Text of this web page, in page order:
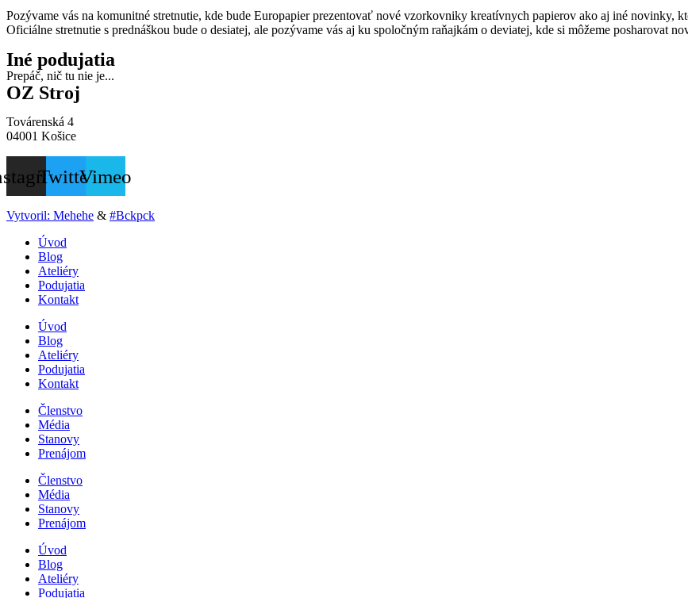
Pozývame vás na komunitné stretnutie, kde bude Europapier prezentovať nové vzorkovniky kreatívnych papierov ako aj iné novinky,
Oficiálne stretnutie s prednáškou bude o desiatej, ale pozývame vás aj ku spoločným raňajkám o deviatej, kde si môžeme posharovat
Iné podujatia
Prepáč, nič tu nie je...
OZ Stroj
Továrenská 4
04001 Košice
TwitterVimeo
Vytvoril: Mehehe & #Bckpck
Úvod
Blog
Ateliéry
Podujatia
Kontakt
Úvod
Blog
Ateliéry
Podujatia
Kontakt
Členstvo
Média
Stanovy
Prenájom
Členstvo
Média
Stanovy
Prenájom
Úvod
Blog
Ateliéry
Podujatia